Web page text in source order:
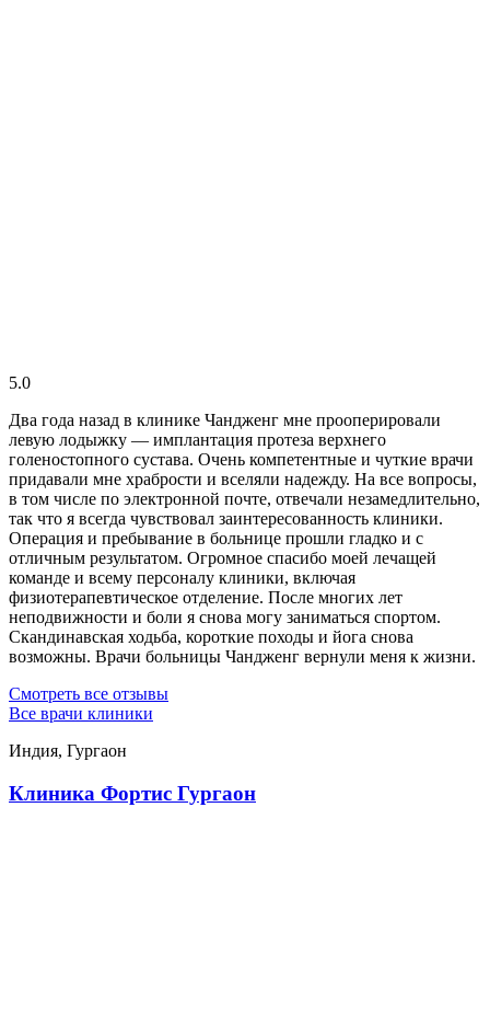
5.0
Два года назад в клинике Чандженг мне прооперировали
левую лодыжку — имплантация протеза верхнего
голеностопного сустава. Очень компетентные и чуткие врачи
придавали мне храбрости и вселяли надежду. На все вопросы,
в том числе по электронной почте, отвечали незамедлительно,
так что я всегда чувствовал заинтересованность клиники.
Операция и пребывание в больнице прошли гладко и с
отличным результатом. Огромное спасибо моей лечащей
команде и всему персоналу клиники, включая
физиотерапевтическое отделение. После многих лет
неподвижности и боли я снова могу заниматься спортом.
Скандинавская ходьба, короткие походы и йога снова
возможны. Врачи больницы Чандженг вернули меня к жизни.
Смотреть все отзывы
Все врачи клиники
Индия, Гургаон
Клиника Фортис Гургаон